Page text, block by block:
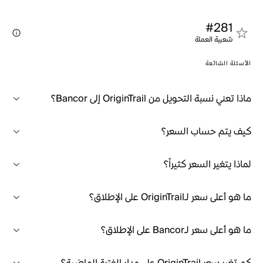
#281
شعبية العملة
الأسئلة الشائعة
ماذا تعني نسبة التحويل من OriginTrail إلى Bancor؟
كيف يتم حساب السعر؟
لماذا يتغير السعر كثيراً؟
ما هو أعلى سعر لـOriginTrail على الإطلاق؟
ما هو أعلى سعر لـBancor على الإطلاق؟